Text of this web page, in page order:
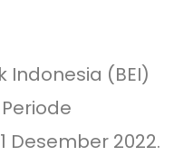
Indonesia (BEI)
2022.